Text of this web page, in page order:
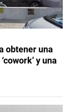
obtener una
y una